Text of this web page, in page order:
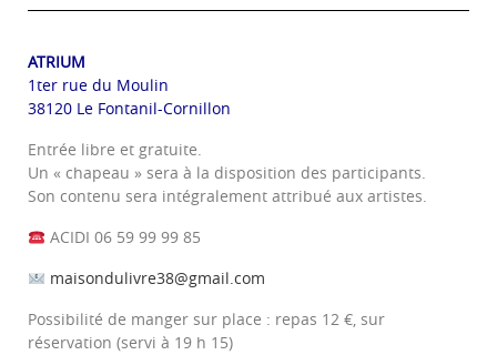
ATRIUM
1ter rue du Moulin
38120 Le Fontanil-Cornillon
Entrée libre et gratuite.
Un « chapeau » sera à la disposition des participants.
Son contenu sera intégralement attribué aux artistes.
ACIDI 06 59 99 99 85
maisondulivre38@gmail.com
Possibilité de manger sur place : repas 12 €, sur
réservation (servi à 19 h 15)